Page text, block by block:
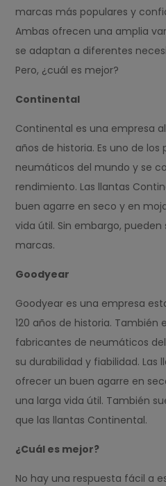
marcas más populares y
Ambas ofrecen una amplia
se adaptan a diferentes
Pero, ¿cuál es mejor?
Continental
Continental es una empresa
años de historia. Es uno de
neumáticos del mundo y se
rendimiento. Las llantas
buen agarre en seco y en
vida útil. Sin embargo,
marcas.
Goodyear
Goodyear es una empresa
120 años de historia. También
fabricantes de neumáticos
su durabilidad y fiabilidad. Las
ofrecer un buen agarre en
una larga vida útil. También
que las llantas Continental.
¿Cuál es mejor?
No hay una respuesta fácil a